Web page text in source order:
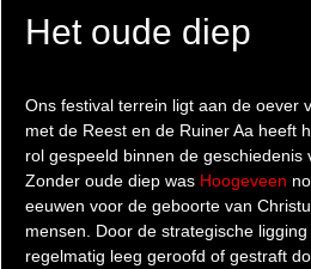
Het oude diep
Ons festival terrein ligt aan de oever
met de Reest en de Ruiner Aa heeft
rol gespeeld binnen de geschiedenis
Zonder oude diep was Hoogeveen
eeuwen voor de geboorte van
mensen. Door de strategische
regelmatig leeg geroofd of gestraft